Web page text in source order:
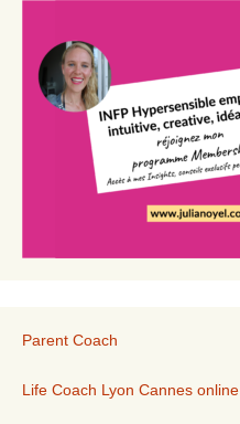
Parent Coach
Life Coach Lyon Cannes online